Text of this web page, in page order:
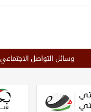
وسائل التواصل الاجتماعي